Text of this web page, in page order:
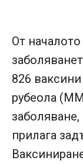
От
826
рубеола
прилага